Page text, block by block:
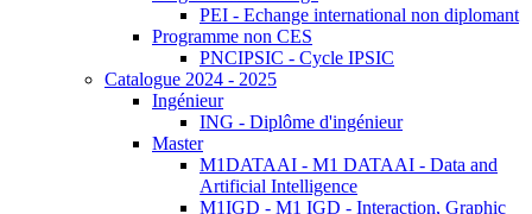
PEI - Echange international non diplomant
Programme non CES
PNCIPSIC - Cycle IPSIC
Catalogue 2024 - 2025
Ingénieur
ING - Diplôme d'ingénieur
Master
M1DATAAI - M1 DATAAI - Data and
Artificial Intelligence
M1IGD - M1 IGD - Interaction, Graphic